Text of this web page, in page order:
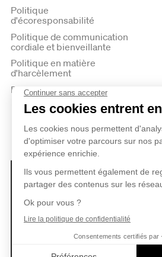
Politique
d'écoresponsabilité
Politique de communication
cordiale et bienveillante
Politique en matière
d'harcèlement
Politique de confidentialité